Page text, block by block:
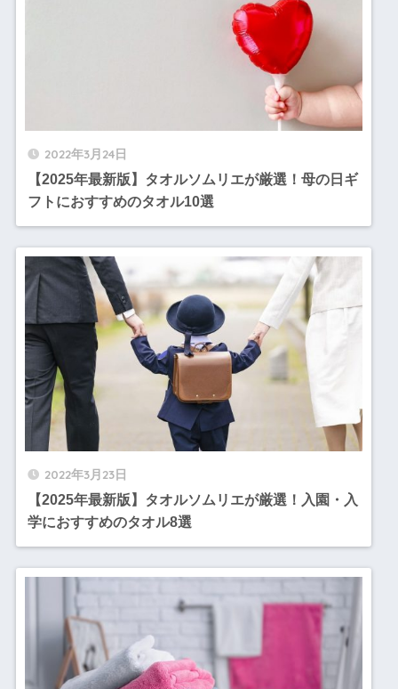
2022年3月24日
【2025年最新版】タオルソムリエが厳選！母の日ギ
フトにおすすめのタオル10選
2022年3月23日
【2025年最新版】タオルソムリエが厳選！入園・入
学におすすめのタオル8選